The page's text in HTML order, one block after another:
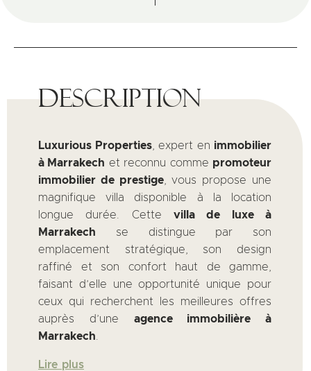
Description
Luxurious Properties, expert en immobilier
à Marrakech et reconnu comme promoteur
immobilier de prestige, vous propose une
magnifique villa disponible à la location
longue durée. Cette villa de luxe à
Marrakech se distingue par son
emplacement stratégique, son design
raffiné et son confort haut de gamme,
faisant d’elle une opportunité unique pour
ceux qui recherchent les meilleures offres
auprès d’une agence immobilière à
Marrakech
Lire plus